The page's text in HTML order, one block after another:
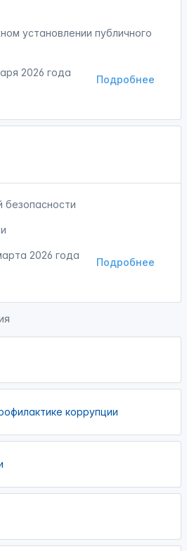
установлении публичного
Подробнее
2026 года
Подробнее
2026 года
коррупции